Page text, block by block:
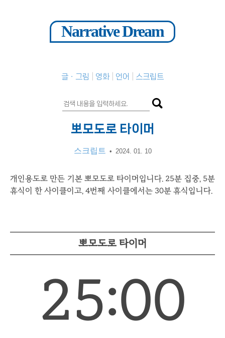
Narrative Dream
글ㆍ그림 영화 언어 스크립트
뽀모도로 타이머
스크립트 • 2024. 01. 10
개인용도로 만든 기본 뽀모도로 타이머입니다. 25분 집중, 5분
휴식이 한 사이클이고, 4번째 사이클에서는 30분 휴식입니다.
뽀모도로 타이머
25:00